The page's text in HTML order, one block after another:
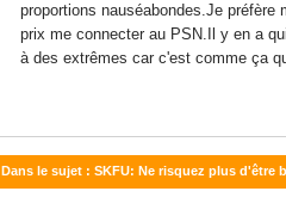
proportions nauséabondes.Je préfère
prix me connecter au PSN.Il y en a
à des extrêmes car c'est comme ça
Dans le sujet : SKFU: Ne risquez plus d'être